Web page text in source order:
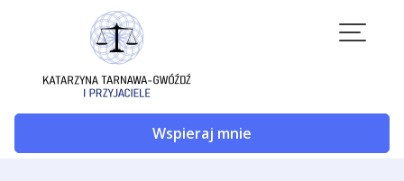
Wspieraj mnie